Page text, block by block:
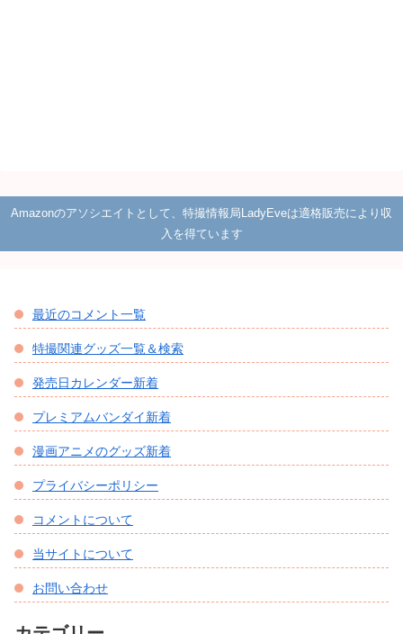
Amazonのアソシエイトとして、特撮情報局LadyEveは適格販売により収
入を得ています
最近のコメント一覧
特撮関連グッズ一覧＆検索
発売日カレンダー新着
プレミアムバンダイ新着
漫画アニメのグッズ新着
プライバシーポリシー
コメントについて
当サイトについて
お問い合わせ